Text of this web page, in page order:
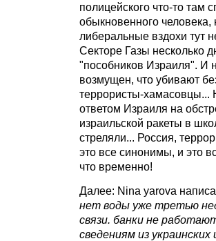
полицейского что-то там
обыкновенного
либеральные вздохи тут
Секторе Газы несколько
"пособников Израиля".
возмущен, что убивают
террористы-хамасовцы...
ответом Израиля на
израильской ракеты в
стреляли... Россия,
это все синонимы, и это
что временно!
Далее: Nina yarova
нет воды уже третью
связи. банки не
сведениям из